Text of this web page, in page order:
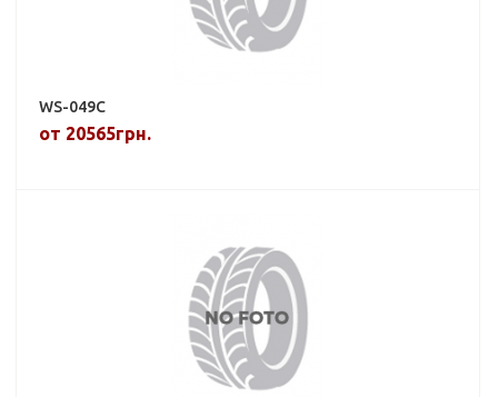
WS-049C
от 20565грн.